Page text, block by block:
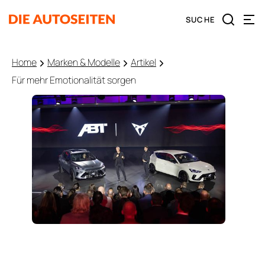
Home Marken & Modelle
Artikel
Für mehr Emotionalität sorgen